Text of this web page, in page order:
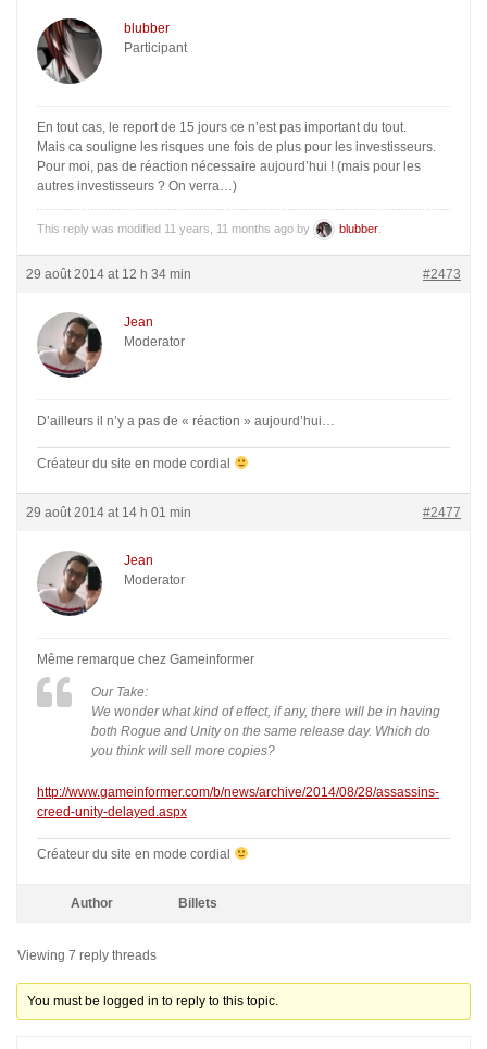
blubber
Participant
En tout cas, le report de 15 jours ce n’est pas important du tout.
Mais ca souligne les risques une fois de plus pour les investisseurs.
Pour moi, pas de réaction nécessaire aujourd’hui ! (mais pour les
autres investisseurs ? On verra…)
This reply was modified 11 years, 11 months ago by blubber
29 août 2014 at 12 h 34 min #2473
Jean
Moderator
D’ailleurs il n’y a pas de « réaction » aujourd’hui…
Créateur du site en mode cordial
29 août 2014 at 14 h 01 min #2477
Jean
Moderator
Même remarque chez Gameinformer
Our Take:
We wonder what kind of effect, if any, there will be in having
both Rogue and Unity on the same release day. Which do
you think will sell more copies?
http://www.gameinformer.com/b/news/archive/2014/08/28/assassins-
creed-unity-delayed.aspx
Créateur du site en mode cordial
Author Billets
Viewing 7 reply threads
You must be logged in to reply to this topic.